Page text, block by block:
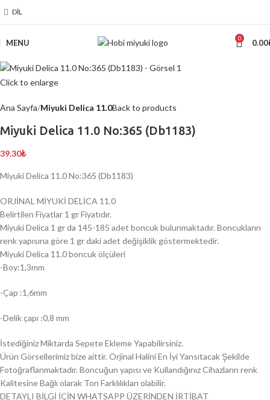
DIL
MENU 0 0.00
Click to enlarge
Ana Sayfa Miyuki Delica 11.0Back to products
Miyuki Delica 11.0 No:365 (Db1183)
39.30₺
Miyuki Delica 11.0 No:365 (Db1183)
ORJİNAL MİYUKİ DELİCA 11.0
Belirtilen Fiyatlar 1 gr Fiyatıdır.
Miyuki Delica 1 gr da 145-185 adet boncuk bulunmaktadır. Boncukların
renk yapısına göre 1 gr daki adet değişiklik göstermektedir.
Miyuki Delica 11.0 boncuk ölçüleri
-Boy:1,3mm
-Çap :1,6mm
-Delik çapı :0,8 mm
İstediğiniz Miktarda Sepete Ekleme Yapabilirsiniz.
Ürün Görsellerimiz bize aittir. Orjinal Halini En İyi Yansıtacak Şekilde
Fotoğraflanmaktadır. Boncuğun yapısı ve Kullandığınız Cihazların renk
Kalitesine Bağlı olarak Ton Farklılıkları olabilir.
DETAYLI BİLGİ İÇİN WHATSAPP ÜZERİNDEN İRTİBAT